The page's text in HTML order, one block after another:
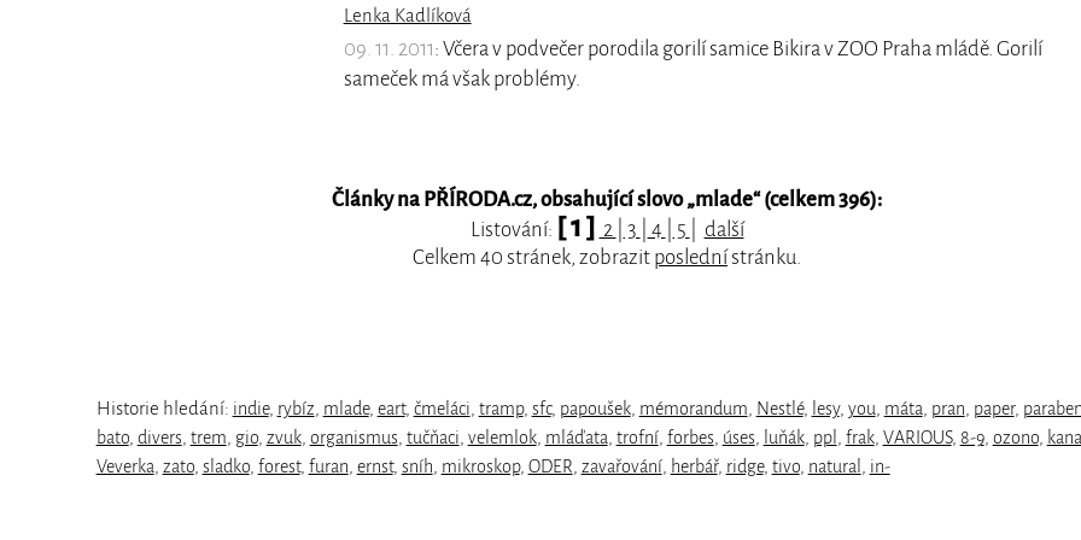
Lenka Kadlíková
09. 11. 2011: Včera v podvečer porodila gorilí samice Bikira v ZOO Praha mládě. Gorilí
sameček má však problémy.
Články na PŘÍRODA.cz, obsahující slovo „mlade“ (celkem 396):
Listování: [ 1 ] 2 3 4 5
další
Celkem 40 stránek, zobrazit poslednístránku.
Historie hledání: indie, rybíz mlade, eart, čmeláci tramp, sfc, papoušek, mémorandum Nestlé, lesy, you máta pran paper, paraben
bato, divers trem gio, zvuk, organismus tučňaci velemlok, mláďata trofní, forbes úses luňák, ppl frak, VARIOUS, 8-9, ozono,
Veverka zato, sladko, forest, furan ernst, sníh mikroskop, ODER zavařování, herbář, ridge, tivo, natural in-